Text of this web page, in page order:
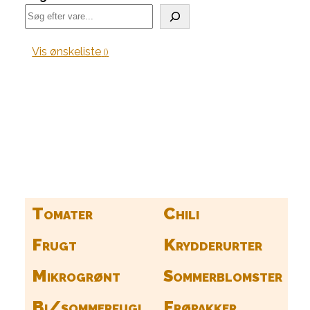
Vis ønskeliste
Tomater
Chili
Frugt
Krydderurter
Mikrogrønt
Sommerblomster